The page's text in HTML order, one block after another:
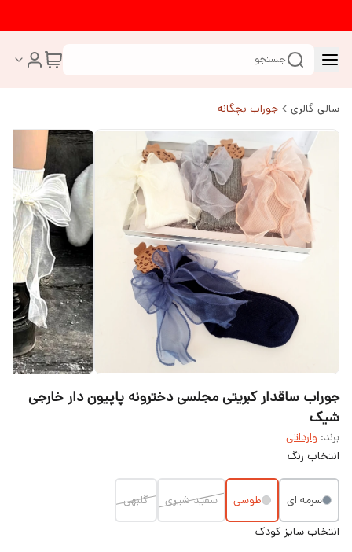
جستجو
سالی گالری جوراب بچگانه
جوراب ساقدار کبریتی مجلسی دخترونه پاپیون دار خارجی
شیک
برند: وارداتی
انتخاب رنگ
سرمه ای طوسی سفید شیری
گلبهی
انتخاب سایز کودک